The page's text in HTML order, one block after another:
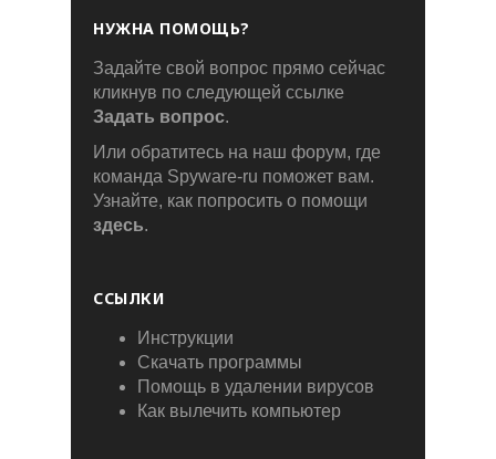
НУЖНА ПОМОЩЬ?
Задайте свой вопрос прямо сейчас
кликнув по следующей ссылке
Задать вопрос.
Или обратитесь на наш форум, где
команда Spyware-ru поможет вам.
Узнайте, как попросить о помощи
здесь.
ССЫЛКИ
Инструкции
Скачать программы
Помощь в удалении вирусов
Как вылечить компьютер